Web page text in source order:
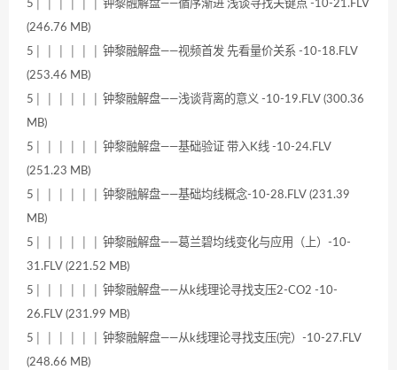
5│ │ │ │ │ │ 钟黎融解盘——循序渐进 浅谈寻找关键点 -10-21.FLV
(246.76 MB)
5│ │ │ │ │ │ 钟黎融解盘——视频首发 先看量价关系 -10-18.FLV
(253.46 MB)
5│ │ │ │ │ │ 钟黎融解盘——浅谈背离的意义 -10-19.FLV (300.36
MB)
5│ │ │ │ │ │ 钟黎融解盘——基础验证 带入K线 -10-24.FLV
(251.23 MB)
5│ │ │ │ │ │ 钟黎融解盘——基础均线概念-10-28.FLV (231.39
MB)
5│ │ │ │ │ │ 钟黎融解盘——葛兰碧均线变化与应用（上）-10-
31.FLV (221.52 MB)
5│ │ │ │ │ │ 钟黎融解盘——从k线理论寻找支压2-CO2 -10-
26.FLV (231.99 MB)
5│ │ │ │ │ │ 钟黎融解盘——从k线理论寻找支压(完）-10-27.FLV
(248.66 MB)